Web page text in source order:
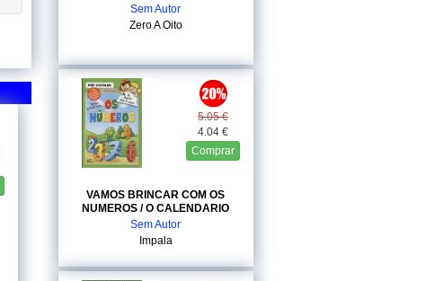
Sem Autor
Zero A Oito
5.05 €
4.04 €
Comprar
VAMOS BRINCAR COM OS
NUMEROS / O CALENDARIO
Sem Autor
Impala